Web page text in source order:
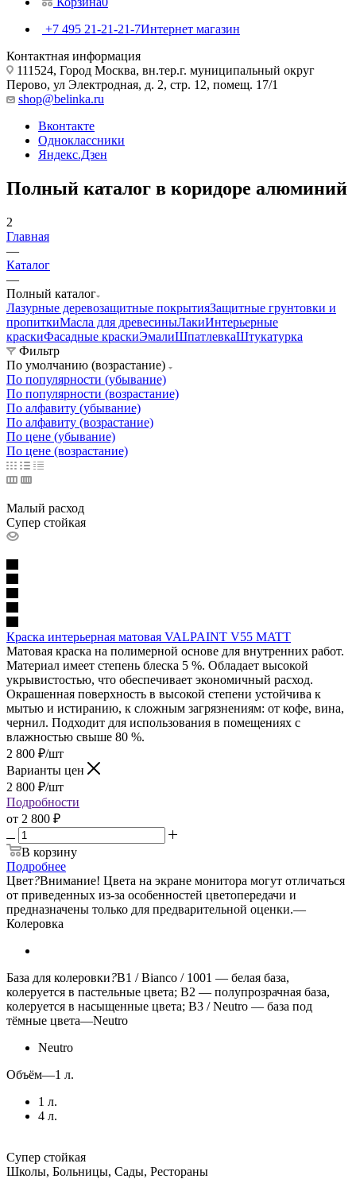
+7 495 21-21-21-7Интернет магазин
Контактная информация
111524, Город Москва, вн.тер.г. муниципальный округ
Перово, ул Электродная, д. 2, стр. 12, помещ. 17/1
shop@belinka.ru
Вконтакте
Одноклассники
Яндекс.Дзен
Полный каталог в коридоре алюминий
2
Главная
—
Каталог
—
Полный каталог
Лазурные деревозащитные покрытияЗащитные грунтовки и
пропиткиМасла для древесиныЛакиИнтерьерные
краскиФасадные краскиЭмалиШпатлевкаШтукатурка
Фильтр
По умолчанию (возрастание)
По популярности (убывание)
По популярности (возрастание)
По алфавиту (убывание)
По алфавиту (возрастание)
По цене (убывание)
По цене (возрастание)
Малый расход
Супер стойкая
Краска интерьерная матовая VALPAINT V55 MATT
Матовая краска на полимерной основе для внутренних работ.
Материал имеет степень блеска 5 %. Обладает высокой
укрывистостью, что обеспечивает экономичный расход.
Окрашенная поверхность в высокой степени устойчива к
мытью и истиранию, к сложным загрязнениям: от кофе, вина,
чернил. Подходит для использования в помещениях с
влажностью свыше 80 %.
2 800 ₽/шт
Варианты цен
2 800 ₽/шт
Подробности
от 2 800 ₽
В корзину
Подробнее
Цвет?Внимание! Цвета на экране монитора могут отличаться
от приведенных из-за особенностей цветопередачи и
предназначены только для предварительной оценки.—
Колеровка
База для колеровки?B1 / Bianco / 1001 — белая база,
колеруется в пастельные цвета; B2 — полупрозрачная база,
колеруется в насыщенные цвета; B3 / Neutro — база под
тёмные цвета—Neutro
Neutro
Объём—1 л.
1 л.
4 л.
Супер стойкая
Школы, Больницы, Сады, Рестораны